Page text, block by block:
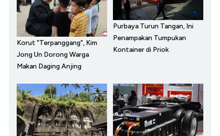
Korut "Terpanggang", Kim
Jong Un Dorong Warga
Makan Daging Anjing
Purbaya Turun Tangan, Ini
Penampakan Tumpukan
Kontainer di Priok